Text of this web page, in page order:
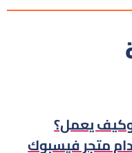
يعمل؟
متجر فيسبوك